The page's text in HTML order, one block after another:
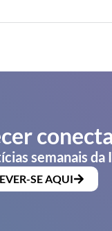
semanais da
SE AQUI